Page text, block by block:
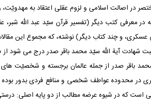
در اصالت اسلامی و لزوم عقلی اعتقاد به
معرفی کتب دیگر (تفسیر قرآن سیّد عبد الله شبر،
عسکری، و چند کتاب دیگر) نوشته، که مجموع این
سیّد محمد باقر صدر درج می‏ شود از صفحات 68-77 کتاب«نظرات فی الکتب
محمد باقر صدر از جمله عالمان برجسته و شخصیّت
در محدوده عواطف شخصی و منافع فردی بدور
است که در شیوه عرضه مطالب از دو پایه اصلی: